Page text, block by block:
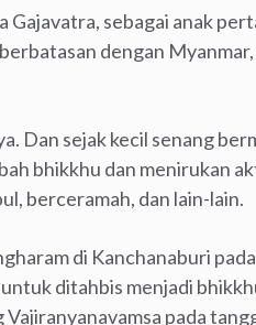
sebagai anak
dengan
Dan sejak kecil senang
bhikkhu dan menirukan
berceramah, dan lain-lain.
di Kanchanaburi
ditahbis menjadi
pada